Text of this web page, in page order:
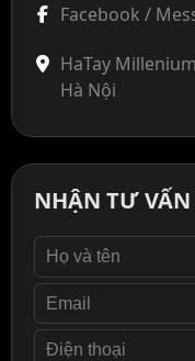
Facebook /
HaTay
Hà Nội
NHẬN TƯ VẤN